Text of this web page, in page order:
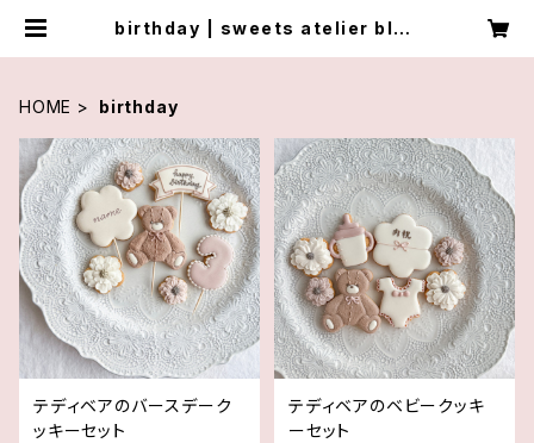
birthday | sweets atelier bloo
HOME birthday
テディベアのバースデーク
ッキーセット
テディベアのベビークッキ
ーセット